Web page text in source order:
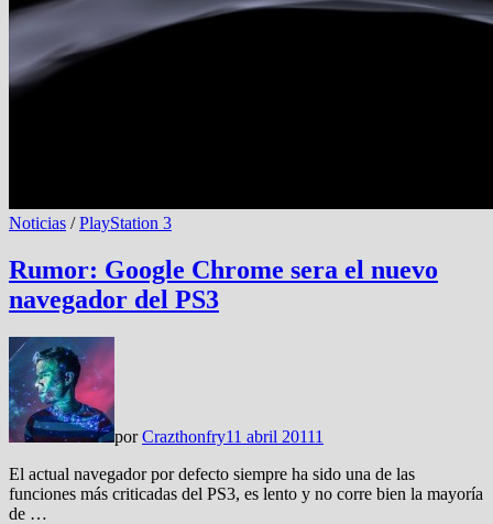
Noticias /PlayStation 3
Rumor: Google Chrome sera el nuevo
navegador del PS3
porCrazthonfry11 abril 20111
El actual navegador por defecto siempre ha sido una de las
funciones más criticadas del PS3, es lento y no corre bien la mayoría
de …